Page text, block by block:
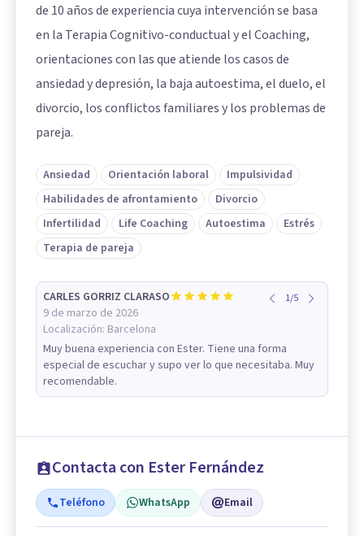
de 10 años de experiencia cuya intervención se basa
en la Terapia Cognitivo-conductual y el Coaching,
orientaciones con las que atiende los casos de
ansiedad y depresión, la baja autoestima, el duelo, el
divorcio, los conflictos familiares y los problemas de
pareja.
Ansiedad Orientación laboral
Impulsividad
Habilidades de afrontamiento
Divorcio
Infertilidad
Life Coaching Autoestima
Estrés
Terapia de pareja
CARLES GORRIZ CLARASO
9 de marzo de 2026
Localización: Barcelona
1/5
Muy buena experiencia con Ester. Tiene una forma
especial de escuchar y supo ver lo que necesitaba. Muy
recomendable.
Contacta con Ester Fernández
Teléfono WhatsApp Email